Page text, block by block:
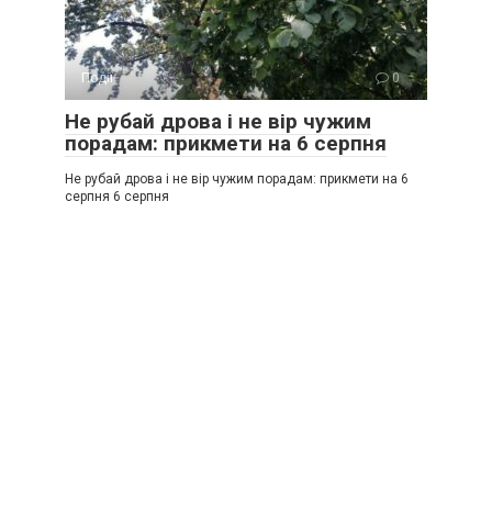
Події 0
Не рубай дрова і не вір чужим
порадам: прикмети на 6 серпня
Не рубай дрова і не вір чужим порадам: прикмети на 6
серпня 6 серпня